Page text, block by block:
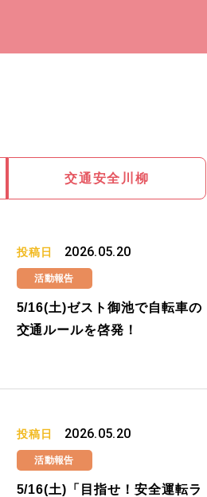
交通安全川柳
投稿日 2026.05.20
活動報告
5/16(土)ゼスト御池で自転車の
交通ルールを啓発！
投稿日 2026.05.20
活動報告
5/16(土)「目指せ！安全運転ラ